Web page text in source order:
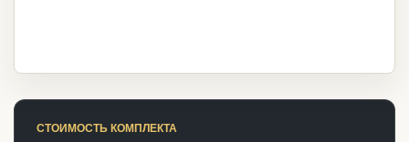
СТОИМОСТЬ КОМПЛЕКТА